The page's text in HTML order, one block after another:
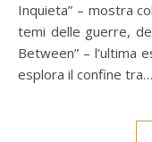
Inquieta” – mostra
temi delle guerre,
Between” – l’ultima
esplora il confine tra…